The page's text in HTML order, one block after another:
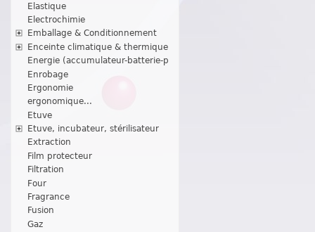
Elastique
Electrochimie
Emballage & Conditionnement
Enceinte climatique & thermique
Energie (accumulateur-batterie-p
Enrobage
Ergonomie
ergonomique...
Etuve
Etuve, incubateur, stérilisateur
Extraction
Film protecteur
Filtration
Four
Fragrance
Fusion
Gaz